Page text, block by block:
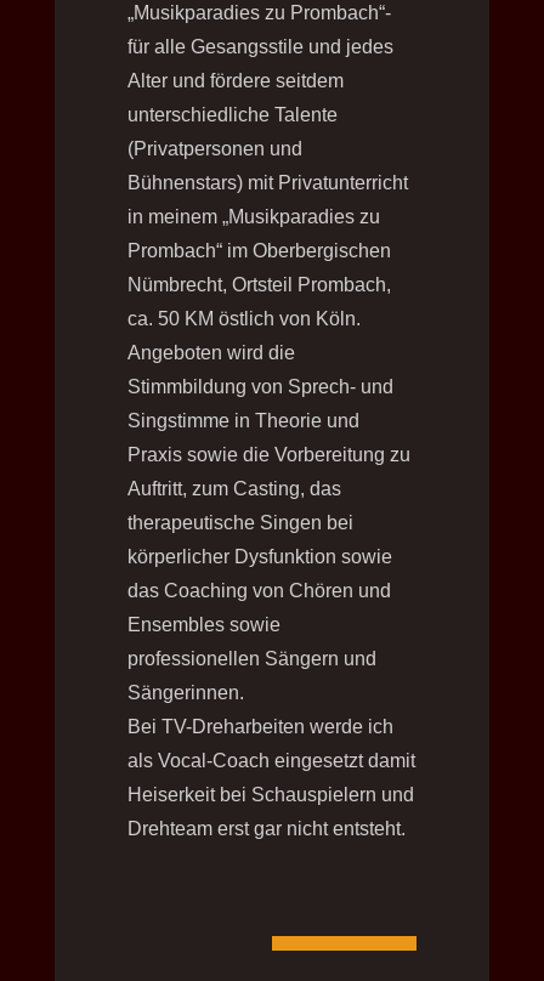
„Musikparadies zu Prombach“-
für alle Gesangsstile und jedes
Alter und fördere seitdem
unterschiedliche Talente
(Privatpersonen und
Bühnenstars) mit Privatunterricht
in meinem „Musikparadies zu
Prombach“ im Oberbergischen
Nümbrecht, Ortsteil Prombach,
ca. 50 KM östlich von Köln.
Angeboten wird die
Stimmbildung von Sprech- und
Singstimme in Theorie und
Praxis sowie die Vorbereitung zu
Auftritt, zum Casting, das
therapeutische Singen bei
körperlicher Dysfunktion sowie
das Coaching von Chören und
Ensembles sowie
professionellen Sängern und
Sängerinnen.
Bei TV-Dreharbeiten werde ich
als Vocal-Coach eingesetzt damit
Heiserkeit bei Schauspielern und
Drehteam erst gar nicht entsteht.